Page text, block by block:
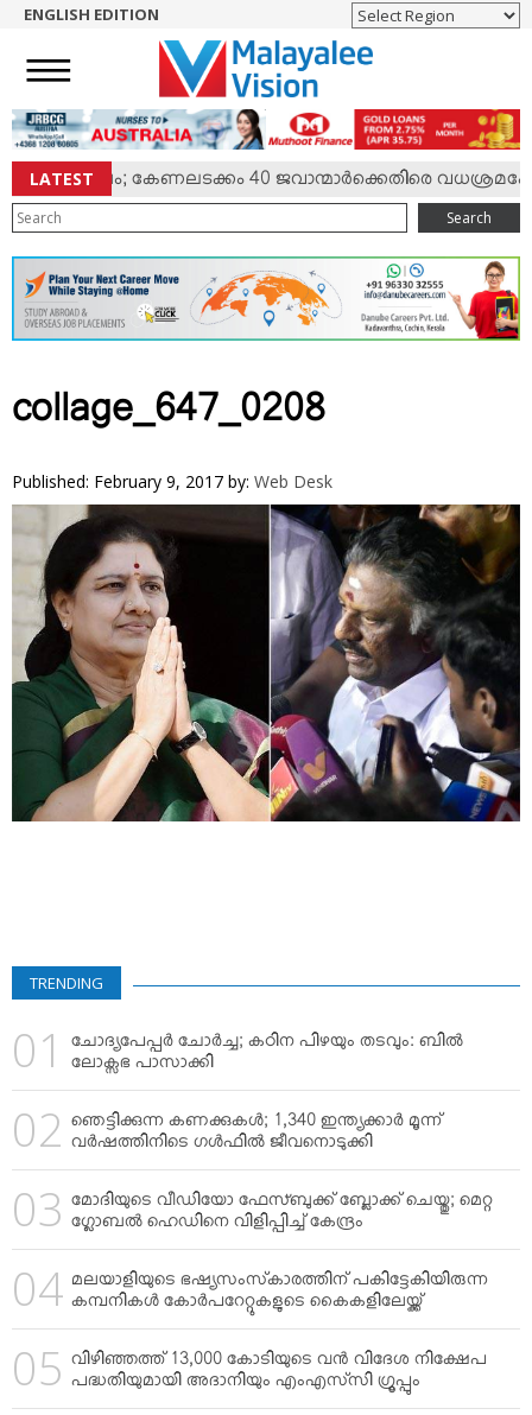
NEWS
ENGLISH
NRI
ENTERTAINMENT
MV SPECIAL
SPORTS
LIFESTYLE
TECH & AUTO
EDITORIAL
VIDEOS
YOUR SAY
COOKERY
KARSHAKAN
TOURS & TRAVEL
GREETINGS
CLASSIFIEDS
OBITUARY
ENGLISH EDITION
LATEST കേണലടക്കം 40 ജവാന്മാര്‍ക്കെതിരെ
Search
collage_647_0208
Published: February 9, 2017 by: Web Desk
TRENDING
ചോദ്യപേപ്പര്‍ ചോര്‍ച്ച; കഠിന പിഴയും തടവും: ബില്‍
ലോക്സഭ പാസാക്കി
ഞെട്ടിക്കുന്ന കണക്കുകള്‍; 1,340 ഇന്ത്യക്കാര്‍ മൂന്ന്
വര്‍ഷത്തിനിടെ ഗള്‍ഫില്‍ ജീവനൊടുക്കി
മോദിയുടെ വീഡിയോ ഫേസ്ബുക്ക് ബ്ലോക്ക് ചെയ്തു; മെറ്റ
ഗ്ലോബല്‍ ഹെഡിനെ വിളിപ്പിച്ച് കേന്ദ്രം
മലയാളിയുടെ ഭഷ്യസംസ്‌കാരത്തിന് പകിട്ടേകിയിരുന്ന
കമ്പനികള്‍ കോര്‍പറേറ്റുകളുടെ കൈകളിലേയ്ക്ക്
വിഴിഞ്ഞത്ത് 13,000 കോടിയുടെ വന്‍ വിദേശ നിക്ഷേപ
പദ്ധതിയുമായി അദാനിയും എംഎസ്‌സി ഗ്രൂപ്പും